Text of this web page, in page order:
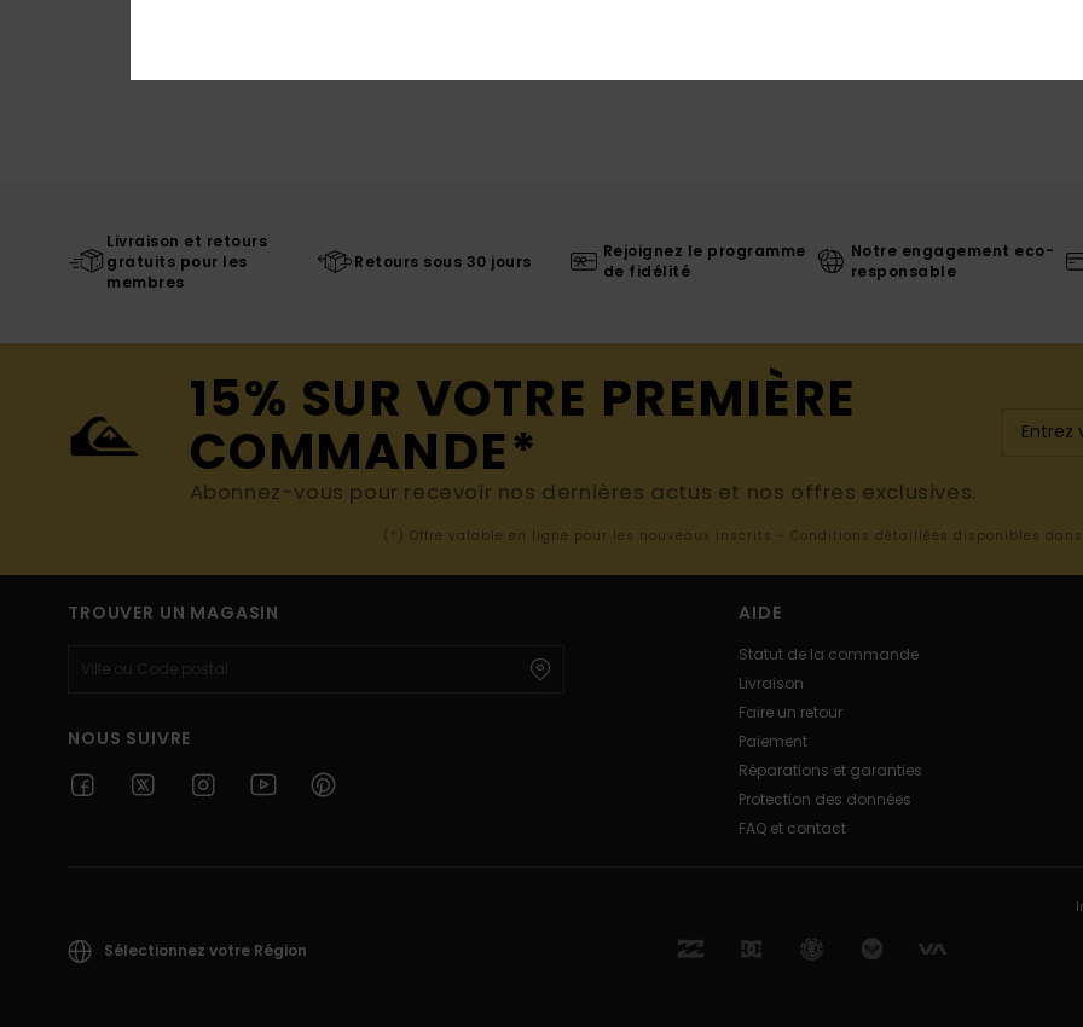
Livraison et retours
gratuits pour les
membres
Retours sous 30 jours
Rejoignez le programme
de fidélité
Notre engagement eco-
responsable
15% SUR VOTRE PREMIÈRE
COMMANDE*
Abonnez-vous pour recevoir nos dernières actus et nos offres exclusives.
(*) Offre valable en ligne pour les nouveaux inscrits - Conditions détaillées disponibles
TROUVER UN MAGASIN
NOUS SUIVRE
AIDE
Statut de la commande
Livraison
Faire un retour
Paiement
Réparations et garanties
Protection des données
FAQ et contact
Sélectionnez votre Région